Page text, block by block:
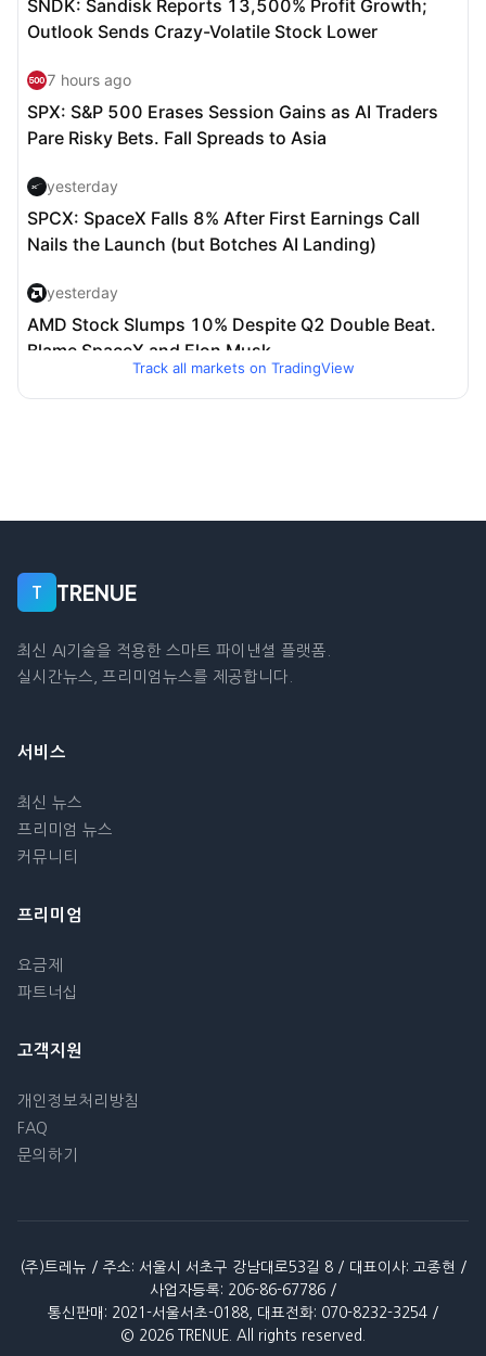
Track all markets on TradingView
T TRENUE
최신 AI기술을 적용한 스마트 파이낸셜 플랫폼.
실시간뉴스, 프리미엄뉴스를 제공합니다.
서비스
최신 뉴스
프리미엄 뉴스
커뮤니티
프리미엄
요금제
파트너십
고객지원
개인정보처리방침
FAQ
문의하기
(주)트레뉴 / 주소: 서울시 서초구 강남대로53길 8 / 대표이사: 고종현 /
사업자등록: 206-86-67786 /
통신판매: 2021-서울서초-0188, 대표전화: 070-8232-3254 /
© 2026 TRENUE. All rights reserved.